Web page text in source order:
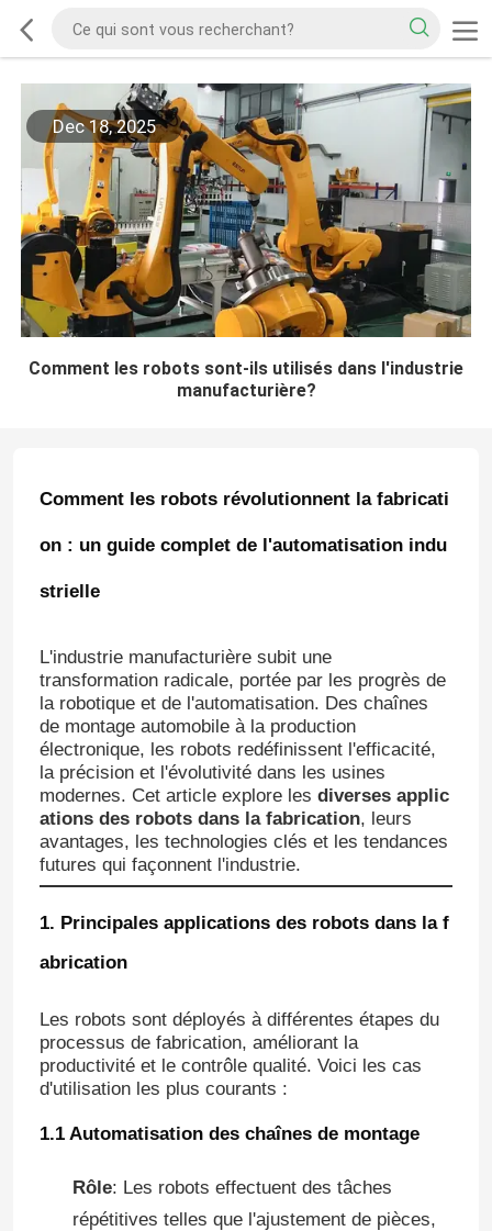
Dec 18, 2025
Comment les robots sont-ils utilisés dans l'industrie
manufacturière?
Comment les robots révolutionnent la fabricati
on : un guide complet de l'automatisation indu
strielle
L'industrie manufacturière subit une
transformation radicale, portée par les progrès de
la robotique et de l'automatisation. Des chaînes
de montage automobile à la production
électronique, les robots redéfinissent l'efficacité,
la précision et l'évolutivité dans les usines
modernes. Cet article explore les diverses applic
ations des robots dans la fabrication, leurs
avantages, les technologies clés et les tendances
futures qui façonnent l'industrie.
1. Principales applications des robots dans la f
abrication
Les robots sont déployés à différentes étapes du
processus de fabrication, améliorant la
productivité et le contrôle qualité. Voici les cas
d'utilisation les plus courants :
1.1 Automatisation des chaînes de montage
Rôle: Les robots effectuent des tâches
répétitives telles que l'ajustement de pièces,